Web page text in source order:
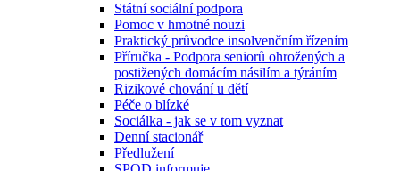
Státní sociální podpora
Pomoc v hmotné nouzi
Praktický průvodce insolvenčním řízením
Příručka - Podpora seniorů ohrožených a
postižených domácím násilím a týráním
Rizikové chování u dětí
Péče o blízké
Sociálka - jak se v tom vyznat
Denní stacionář
Předlužení